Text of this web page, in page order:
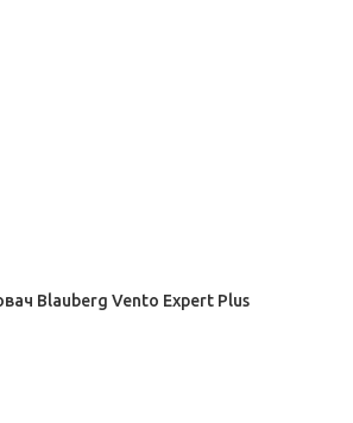
Blauberg Vento Expert Plus